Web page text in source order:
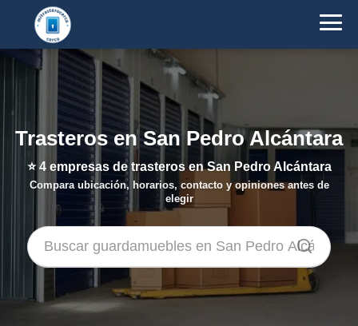
Trasteros en San Pedro Alcántara
⭐4empresas de trasteros en San Pedro Alcántara
Compara ubicación, horarios, contacto y opiniones antes de
elegir